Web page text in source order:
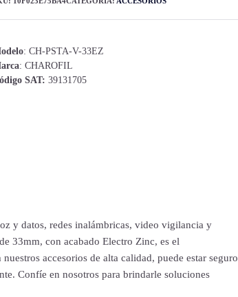
: CH-PSTA-V-33EZ
: CHAROFIL
SAT: 39131705
y datos, redes inalámbricas, video vigilancia y
33mm, con acabado Electro Zinc, es el
accesorios de alta calidad, puede estar seguro
Confíe en nosotros para brindarle soluciones